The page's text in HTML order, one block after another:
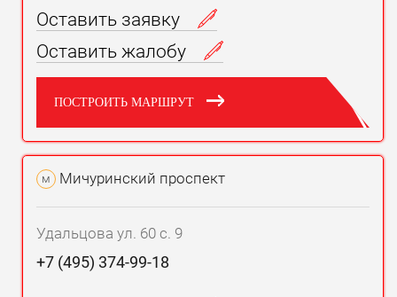
Оставить заявку
Оставить жалобу
ПОСТРОИТЬ МАРШРУТ
м Мичуринский проспект
Удальцова ул. 60 с. 9
+7 (495) 374-99-18